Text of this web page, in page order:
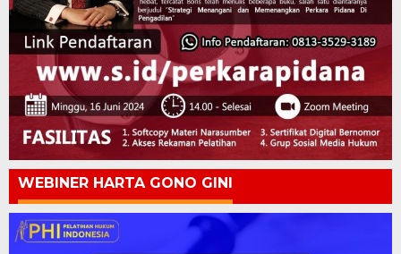
WEBINER HARTA GONO GINI